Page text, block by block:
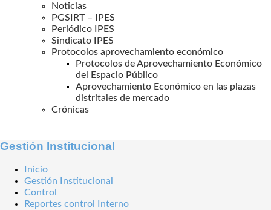
Noticias
PGSIRT – IPES
Periódico IPES
Sindicato IPES
Protocolos aprovechamiento económico
Protocolos de Aprovechamiento Económico
del Espacio Público
Aprovechamiento Económico en las plazas
distritales de mercado
Crónicas
Gestión Institucional
Inicio
Gestión Institucional
Control
Reportes control Interno